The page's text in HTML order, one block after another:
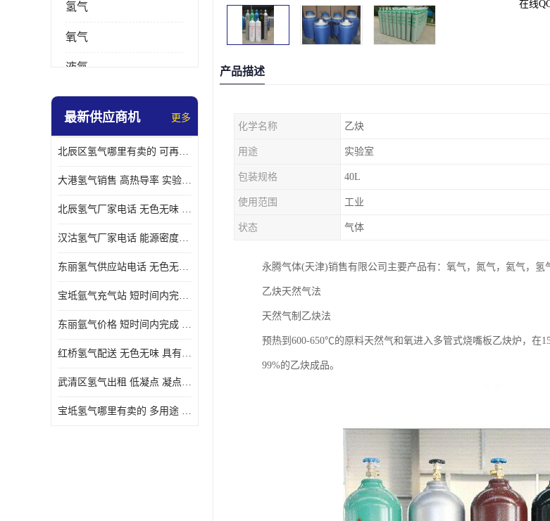
氢气
氧气
液氮
乙炔
最新供应商机 更多
北辰区氢气哪里有卖的 可再生 实验室应用
大港氢气销售 高热导率 实验室应用
北辰氢气厂家电话 无色无味 凝点为-259
汉沽氢气厂家电话 能源密度高 储存和传输便利
东丽氢气供应站电话 无色无味 储存和传输便利
宝坻氩气充气站 短时间内完成 人员经过培训
东丽氩气价格 短时间内完成 物流管理优良
红桥氢气配送 无色无味 具有较低的密度
武清区氢气出租 低凝点 凝点为-259
宝坻氢气哪里有卖的 多用途 可以在空气中上升
在线
产品描述
化学名称 乙炔
用途 实验室
包装规格 40L
使用范围 工业
状态 气体
永腾气体(天津)销售有限公司主要产品有：氧气，氮气，氦气，氢
乙炔天然气法
天然气制乙炔法
预热到600-650℃的原料天然气和氧进入多管式烧嘴板乙炔炉，
99%的乙炔成品。